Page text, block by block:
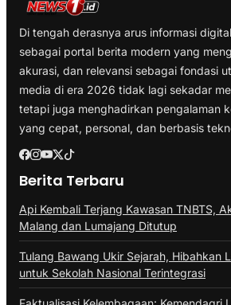
Di tengah derasnya arus informasi
sebagai portal berita modern yang
akurasi, dan relevansi sebagai fondasi
media di era 2026 tidak lagi sekadar
tetapi juga menghadirkan pengalaman
yang cepat, personal, dan berbasis
Berita Terbaru
Api Kembali Terjang Kawasan TNBTS,
Malang dan Lumajang Ditutup
Tulang Bawang Ukir Sejarah, Hibahkan
untuk Sekolah Nasional Terintegrasi